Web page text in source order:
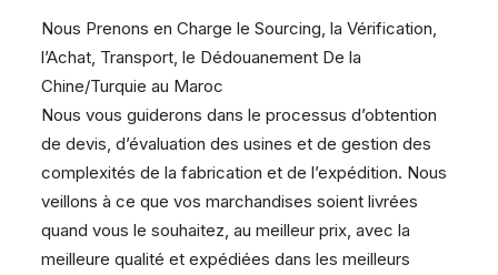
Nous Prenons en Charge le Sourcing, la Vérification,
l’Achat, Transport, le Dédouanement De la
Chine/Turquie au Maroc
Nous vous guiderons dans le processus d’obtention
de devis, d’évaluation des usines et de gestion des
complexités de la fabrication et de l’expédition. Nous
veillons à ce que vos marchandises soient livrées
quand vous le souhaitez, au meilleur prix, avec la
meilleure qualité et expédiées dans les meilleurs